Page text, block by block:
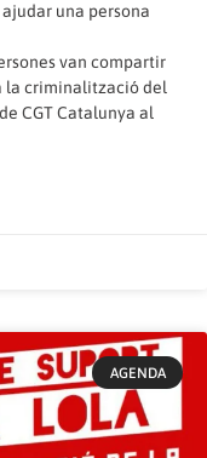
una persona
van compartir
la criminalització del
CGT Catalunya al
AGENDA